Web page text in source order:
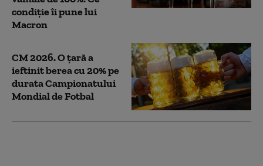
condiție îi pune lui
Macron
CM 2026. O țară a
ieftinit berea cu 20% pe
durata Campionatului
Mondial de Fotbal